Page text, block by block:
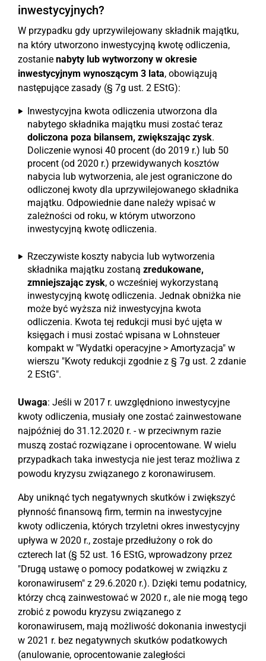
inwestycyjnych?
W przypadku gdy uprzywilejowany składnik majątku,
na który utworzono inwestycyjną kwotę odliczenia,
zostanie nabyty lub wytworzony w okresie
inwestycyjnym wynoszącym 3 lata, obowiązują
następujące zasady (§ 7g ust. 2 EStG):
Inwestycyjna kwota odliczenia utworzona dla
nabytego składnika majątku musi zostać teraz
doliczona poza bilansem, zwiększając zysk.
Doliczenie wynosi 40 procent (do 2019 r.) lub 50
procent (od 2020 r.) przewidywanych kosztów
nabycia lub wytworzenia, ale jest ograniczone do
odliczonej kwoty dla uprzywilejowanego składnika
majątku. Odpowiednie dane należy wpisać w
zależności od roku, w którym utworzono
inwestycyjną kwotę odliczenia.
Rzeczywiste koszty nabycia lub wytworzenia
składnika majątku zostaną zredukowane,
zmniejszając zysk, o wcześniej wykorzystaną
inwestycyjną kwotę odliczenia. Jednak obniżka nie
może być wyższa niż inwestycyjna kwota
odliczenia. Kwota tej redukcji musi być ujęta w
księgach i musi zostać wpisana w Lohnsteuer
kompakt w "Wydatki operacyjne > Amortyzacja" w
wierszu "Kwoty redukcji zgodnie z § 7g ust. 2 zdanie
2 EStG".
Uwaga: Jeśli w 2017 r. uwzględniono inwestycyjne
kwoty odliczenia, musiały one zostać zainwestowane
najpóźniej do 31.12.2020 r. - w przeciwnym razie
muszą zostać rozwiązane i oprocentowane. W wielu
przypadkach taka inwestycja nie jest teraz możliwa z
powodu kryzysu związanego z koronawirusem.
Aby uniknąć tych negatywnych skutków i zwiększyć
płynność finansową firm, termin na inwestycyjne
kwoty odliczenia, których trzyletni okres inwestycyjny
upływa w 2020 r., zostaje przedłużony o rok do
czterech lat (§ 52 ust. 16 EStG, wprowadzony przez
"Drugą ustawę o pomocy podatkowej w związku z
koronawirusem" z 29.6.2020 r.). Dzięki temu podatnicy,
którzy chcą zainwestować w 2020 r., ale nie mogą tego
zrobić z powodu kryzysu związanego z
koronawirusem, mają możliwość dokonania inwestycji
w 2021 r. bez negatywnych skutków podatkowych
(anulowanie, oprocentowanie zaległości